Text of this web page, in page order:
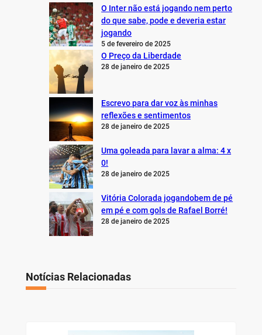
O Inter não está jogando nem perto
do que sabe, pode e deveria estar
jogando
5 de fevereiro de 2025
O Preço da Liberdade
28 de janeiro de 2025
Escrevo para dar voz às minhas
reflexões e sentimentos
28 de janeiro de 2025
Uma goleada para lavar a alma: 4 x
0!
28 de janeiro de 2025
Vitória Colorada jogandobem de pé
em pé e com gols de Rafael Borré!
28 de janeiro de 2025
Notícias Relacionadas